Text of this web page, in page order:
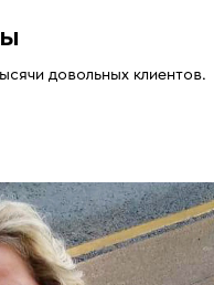
довольных клиентов.